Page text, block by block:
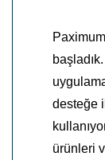
başladık.
desteğe
ürünleri